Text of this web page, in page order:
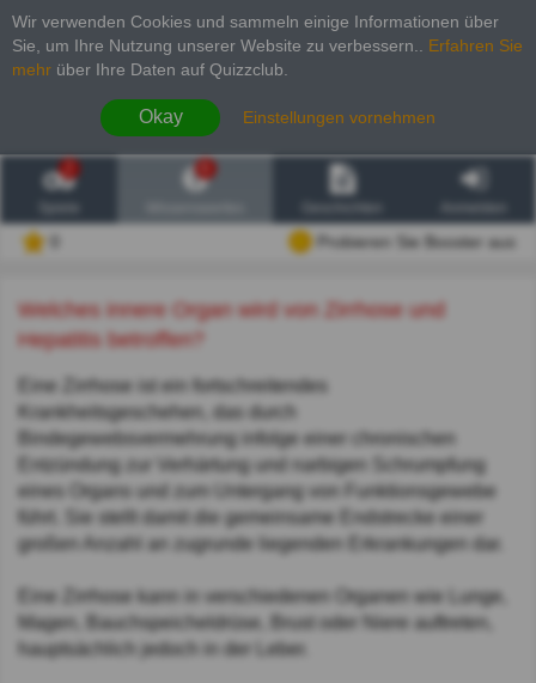
Wir verwenden Cookies und sammeln einige Informationen über
Sie, um Ihre Nutzung unserer Website zu verbessern.
Erfahren Sie
mehr über Ihre Daten auf Quizzclub.
Okay Einstellungen vornehmen
2
Probieren Sie Booster aus
Welches innere Organ wird von Zirrhose und
Hepatitis betroffen?
Eine Zirrhose ist ein fortschreitendes
Krankheitsgeschehen, das durch
Bindegewebsvermehrung infolge einer chronischen
Entzündung zur Verhärtung und narbigen Schrumpfung
eines Organs und zum Untergang von Funktionsgewebe
führt. Sie stellt damit die gemeinsame Endstrecke einer
großen Anzahl an zugrunde liegenden Erkrankungen dar.
Eine Zirrhose kann in verschiedenen Organen wie Lunge,
Magen, Bauchspeicheldrüse, Brust oder Niere auftreten,
hauptsächlich jedoch in der Leber.